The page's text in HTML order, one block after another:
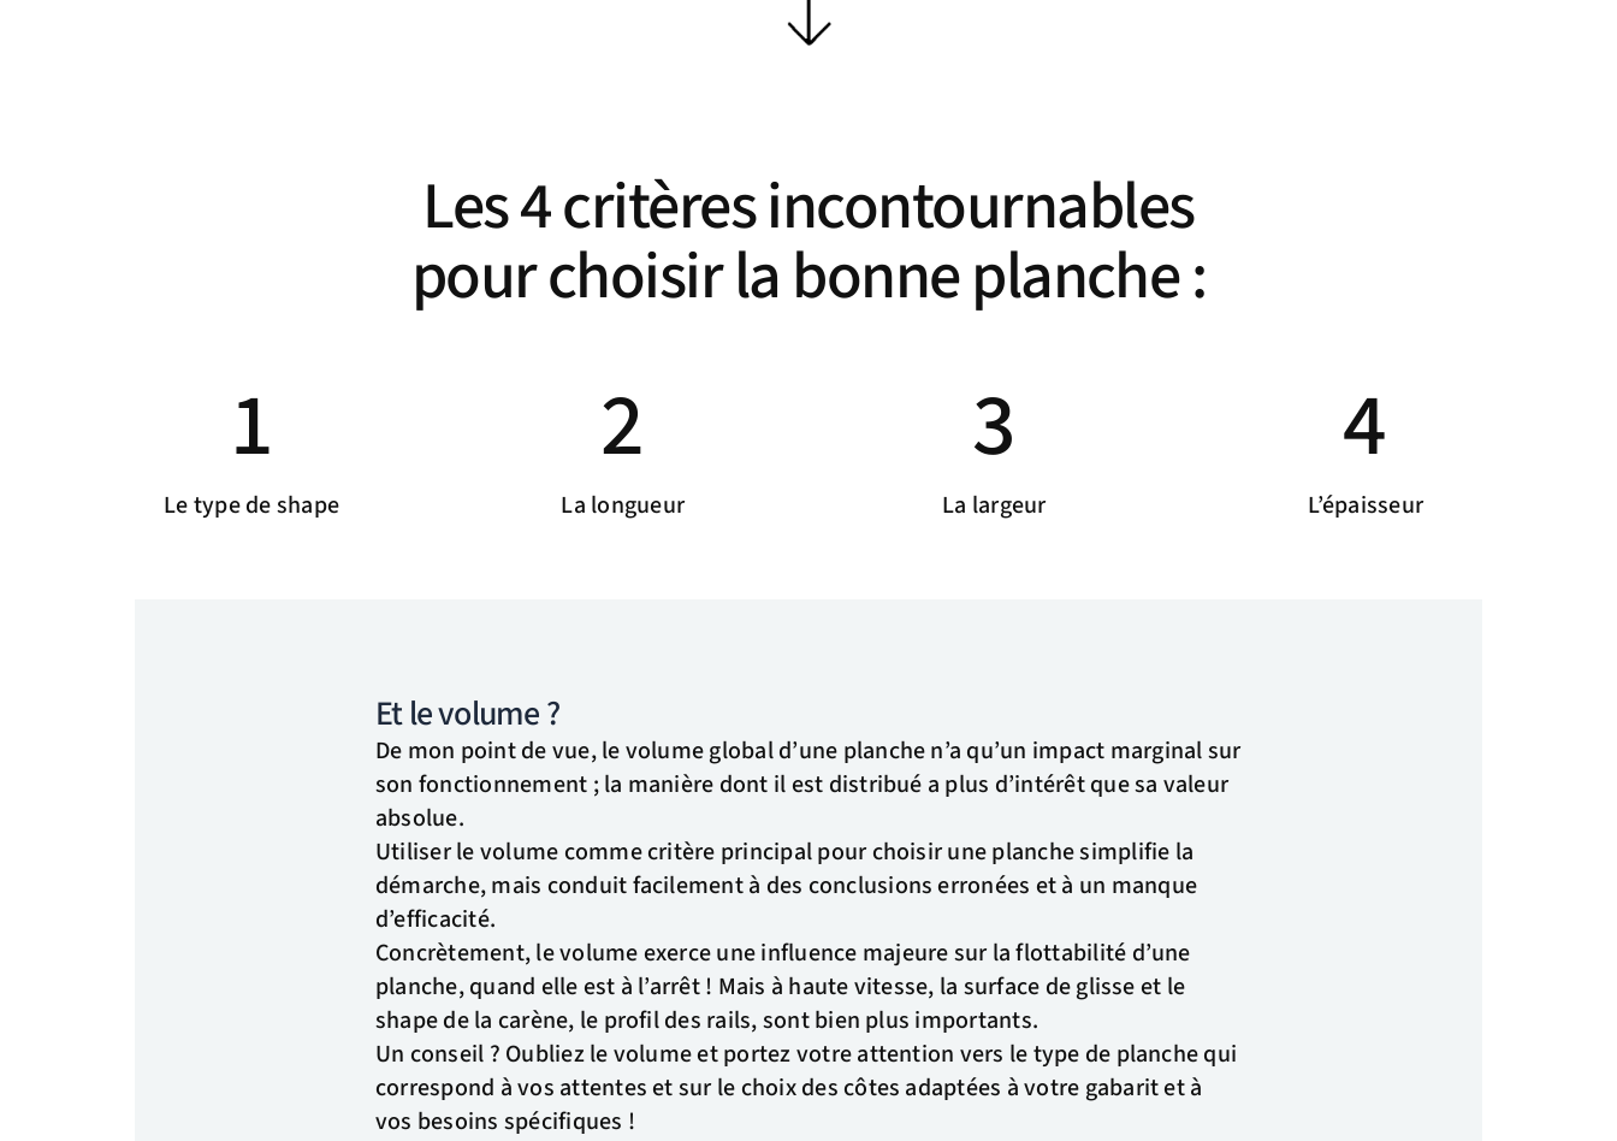
Les 4 critères incontournables
pour choisir la bonne planche :
1
Le type de shape
2
La longueur
3
La largeur
4
L’épaisseur
Et le volume ?
De mon point de vue, le volume global d’une planche n’a qu’un impact marginal sur
son fonctionnement ; la manière dont il est distribué a plus d’intérêt que sa valeur
absolue.
Utiliser le volume comme critère principal pour choisir une planche simplifie la
démarche, mais conduit facilement à des conclusions erronées et à un manque
d’efficacité.
Concrètement, le volume exerce une influence majeure sur la flottabilité d’une
planche, quand elle est à l’arrêt ! Mais à haute vitesse, la surface de glisse et le
shape de la carène, le profil des rails, sont bien plus importants.
Un conseil ? Oubliez le volume et portez votre attention vers le type de planche qui
correspond à vos attentes et sur le choix des côtes adaptées à votre gabarit et à
vos besoins spécifiques !